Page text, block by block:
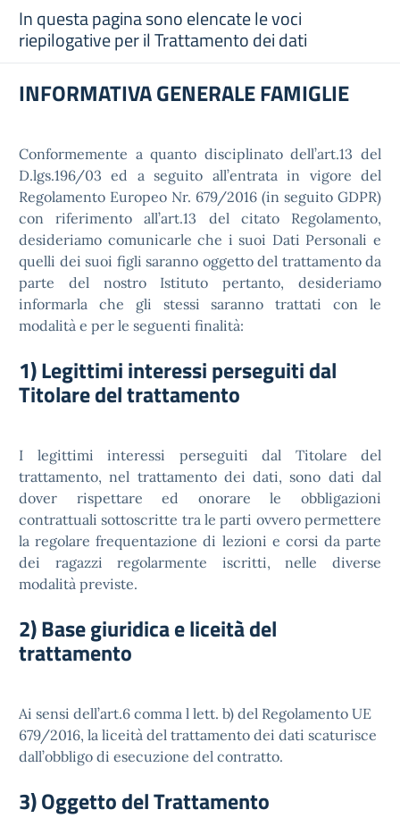
In questa pagina sono elencate le voci
riepilogative per il Trattamento dei dati
INFORMATIVA GENERALE FAMIGLIE
Conformemente a quanto disciplinato dell’art.13 del
D.lgs.196/03 ed a seguito all’entrata in vigore del
Regolamento Europeo Nr. 679/2016 (in seguito GDPR)
con riferimento all’art.13 del citato Regolamento,
desideriamo comunicarle che i suoi Dati Personali e
quelli dei suoi figli saranno oggetto del trattamento da
parte del nostro Istituto pertanto, desideriamo
informarla che gli stessi saranno trattati con le
modalità e per le seguenti finalità:
1) Legittimi interessi perseguiti dal
Titolare del trattamento
I legittimi interessi perseguiti dal Titolare del
trattamento, nel trattamento dei dati, sono dati dal
dover rispettare ed onorare le obbligazioni
contrattuali sottoscritte tra le parti ovvero permettere
la regolare frequentazione di lezioni e corsi da parte
dei ragazzi regolarmente iscritti, nelle diverse
modalità previste.
2) Base giuridica e liceità del
trattamento
Ai sensi dell’art.6 comma l lett. b) del Regolamento UE
679/2016, la liceità del trattamento dei dati scaturisce
dall’obbligo di esecuzione del contratto.
3) Oggetto del Trattamento